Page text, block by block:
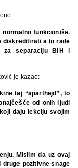
funkcioniše.
diskreditirati a to rade
za separaciju BiH i
je kazao:
taj “aparthejd”, to
od onih ljudi
daju lekciju svojim
Mislim da uz ovaj
pozitivne snage